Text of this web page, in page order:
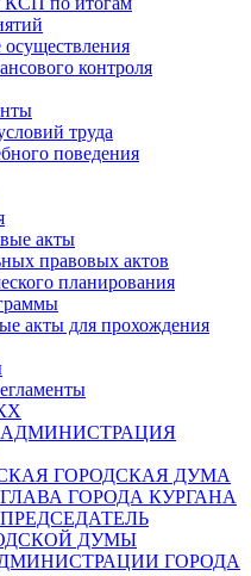
контроля
труда
поведения
акты
правовых актов
планирования
акты для прохождения
ГОРОДСКАЯ ДУМА
ГОРОДА КУРГАНА
ДУМЫ
ГОРОДА